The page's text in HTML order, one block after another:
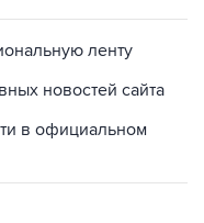
ленту
новостей сайта
в официальном